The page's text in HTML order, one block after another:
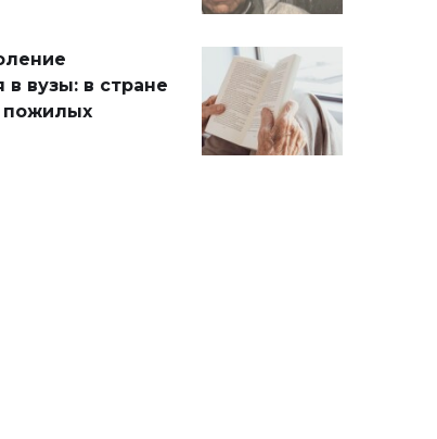
в вузы: в стране
пожилых